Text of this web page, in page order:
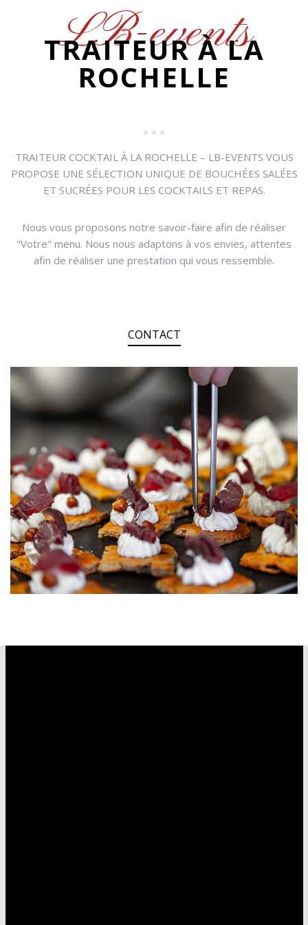
évenements.www.lb-events.fr
lancement de produit, diner de prestige,
soirée presse...
LB-events
TRAITEUR À LA
ROCHELLE
* * *
TRAITEUR COCKTAIL À LA ROCHELLE – LB-EVENTS VOUS
PROPOSE UNE SÉLECTION UNIQUE DE BOUCHÉES SALÉES
ET SUCRÉES POUR LES COCKTAILS ET REPAS.
Nous vous proposons notre savoir-faire afin de réaliser
"Votre" menu. Nous nous adaptons à vos envies, attentes
afin de réaliser une prestation qui vous ressemble.
CONTACT